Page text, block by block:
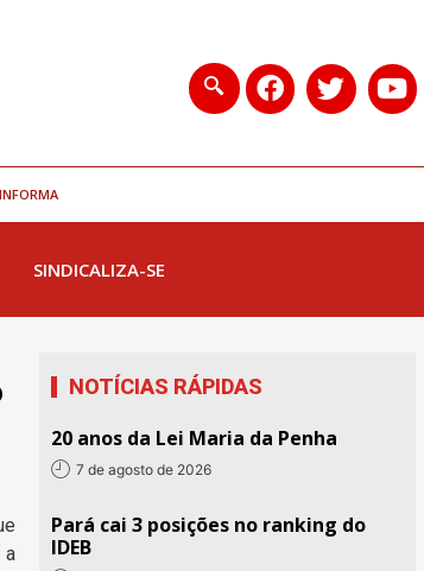
SINDICALIZA-SE
a
NOTÍCIAS RÁPIDAS
20 anos da Lei Maria da Penha
7 de agosto de 2026
Pará cai 3 posições no ranking do
IDEB